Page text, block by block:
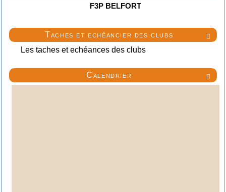
F3P BELFORT

Taches et echéancier des clubs
Les taches et echéances des clubs

Calendrier